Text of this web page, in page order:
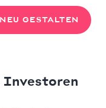
GESTALTEN
Investoren